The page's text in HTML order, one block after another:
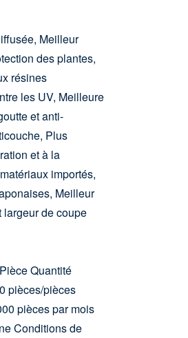
Meilleur
des plantes,
résines
les UV, Meilleure
et anti-
Plus
et à la
importés,
Meilleur
largeur de coupe
Quantité
pièces/pièces
pièces par mois
Conditions de